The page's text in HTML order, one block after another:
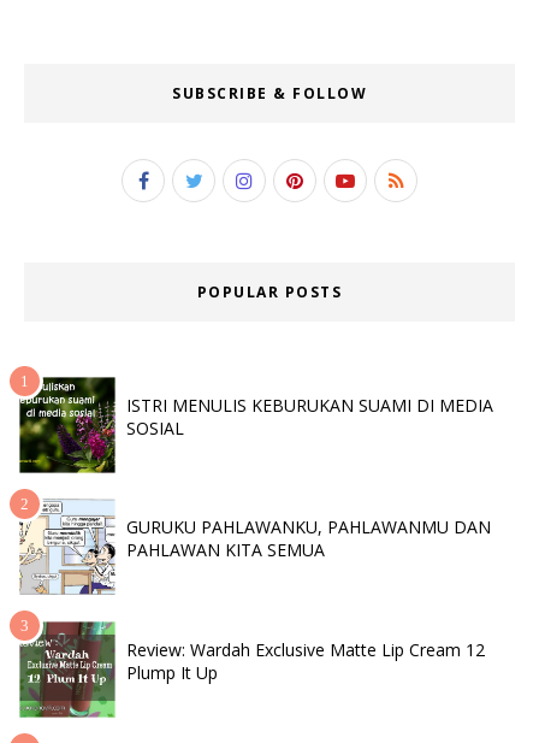
SUBSCRIBE & FOLLOW
POPULAR POSTS
ISTRI MENULIS KEBURUKAN SUAMI DI MEDIA
SOSIAL
GURUKU PAHLAWANKU, PAHLAWANMU DAN
PAHLAWAN KITA SEMUA
Review: Wardah Exclusive Matte Lip Cream 12
Plump It Up